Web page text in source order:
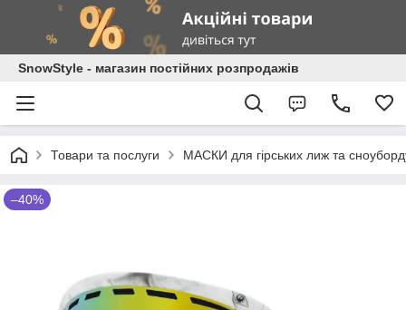
SnowStyle - магазин постійних розпродажів
Товари та послуги МАСКИ для гірських лиж та
–40%